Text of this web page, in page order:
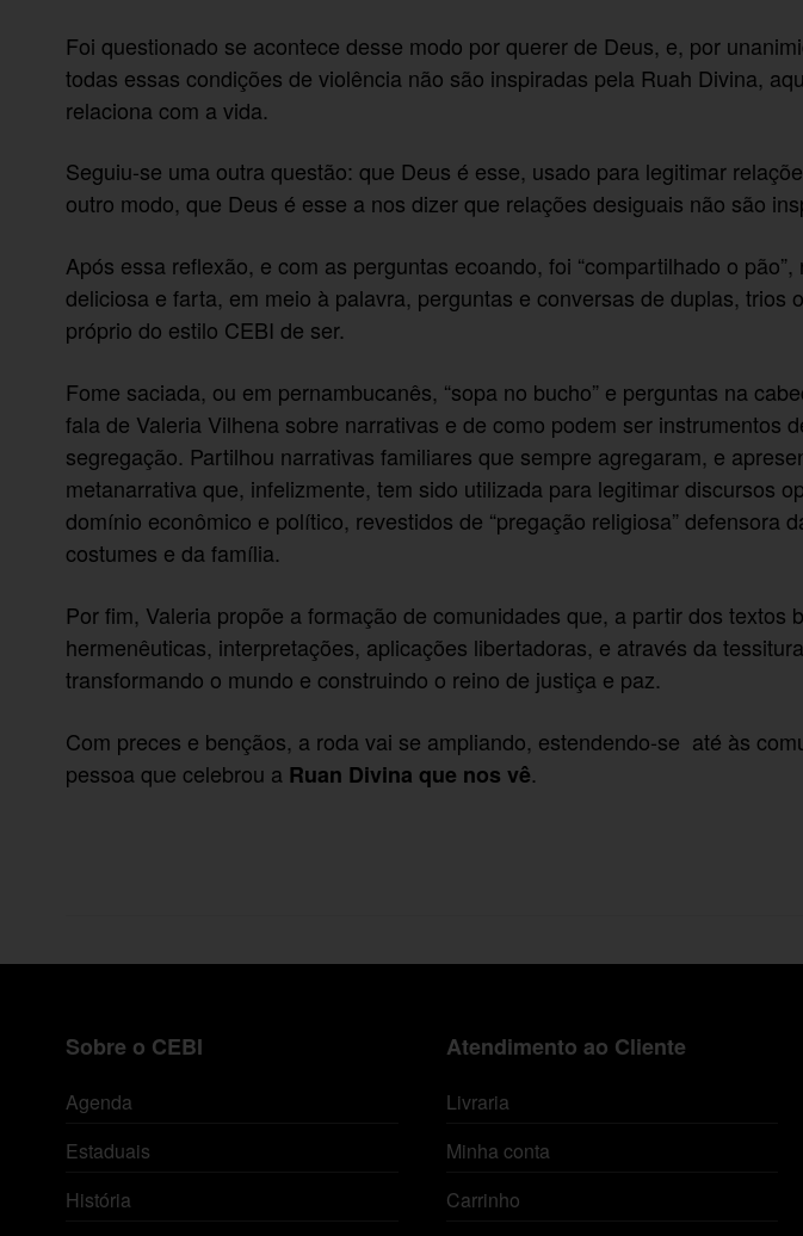
Foi questionado se acontece desse modo por querer de Deus, e, por
todas essas condições de violência não são inspiradas pela Ruah Divina,
relaciona com a vida.
Seguiu-se uma outra questão: que Deus é esse, usado para legitimar
outro modo, que Deus é esse a nos dizer que relações desiguais não são
Após essa reflexão, e com as perguntas ecoando, foi “compartilhado o
deliciosa e farta, em meio à palavra, perguntas e conversas de duplas, trios
próprio do estilo CEBI de ser.
Fome saciada, ou em pernambucanês, “sopa no bucho” e perguntas na
fala de Valeria Vilhena sobre narrativas e de como podem ser instrumentos
segregação. Partilhou narrativas familiares que sempre agregaram, e
metanarrativa que, infelizmente, tem sido utilizada para legitimar discursos
domínio econômico e político, revestidos de “pregação religiosa” defensora
costumes e da família.
Por fim, Valeria propõe a formação de comunidades que, a partir dos textos
hermenêuticas, interpretações, aplicações libertadoras, e através da
transformando o mundo e construindo o reino de justiça e paz.
Com preces e bençãos, a roda vai se ampliando, estendendo-se até às
pessoa que celebrou a Ruan Divina que nos vê.
Sobre o CEBI
Agenda
Estaduais
História
Atendimento ao Cliente
Livraria
Minha conta
Carrinho